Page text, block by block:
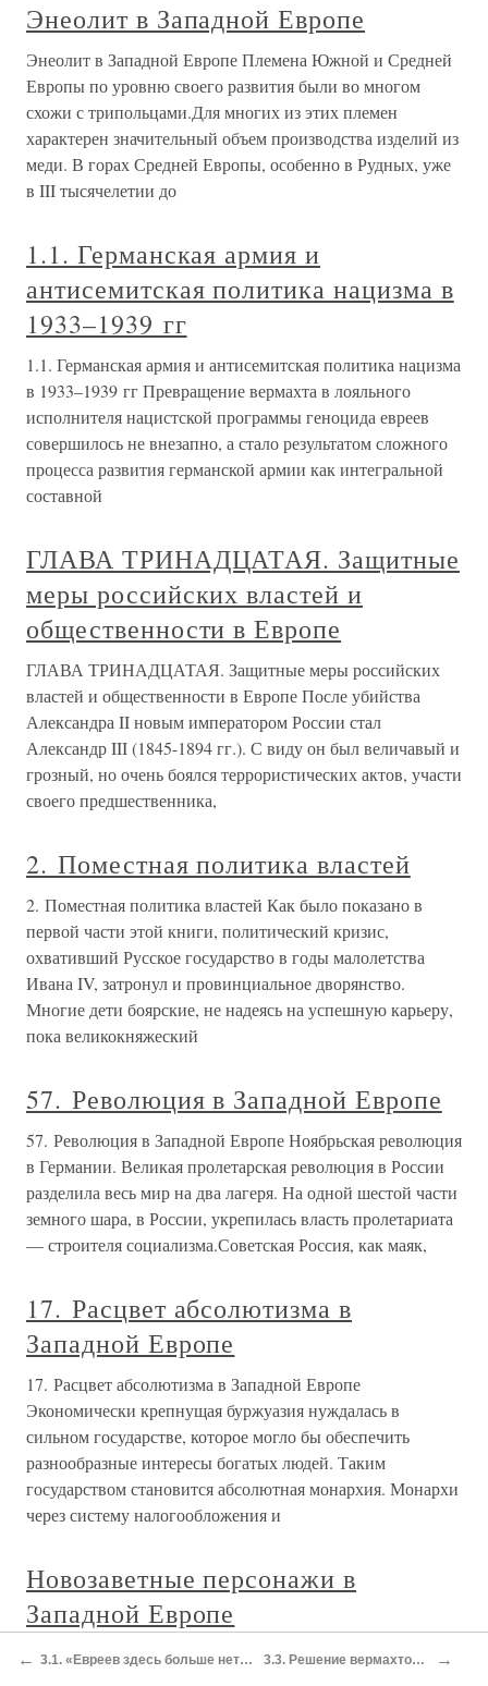
Энеолит в Западной Европе
Энеолит в Западной Европе Племена Южной и Средней
Европы по уровню своего развития были во многом
схожи с трипольцами.Для многих из этих племен
характерен значительный объем производства изделий из
меди. В горах Средней Европы, особенно в Рудных, уже
в III тысячелетии до
1.1. Германская армия и
антисемитская политика нацизма в
1933–1939 гг
1.1. Германская армия и антисемитская политика нацизма
в 1933–1939 гг Превращение вермахта в лояльного
исполнителя нацистской программы геноцида евреев
совершилось не внезапно, а стало результатом сложного
процесса развития германской армии как интегральной
составной
ГЛАВА ТРИНАДЦАТАЯ. Защитные
меры российских властей и
общественности в Европе
ГЛАВА ТРИНАДЦАТАЯ. Защитные меры российских
властей и общественности в Европе После убийства
Александра II новым императором России стал
Александр III (1845-1894 гг.). С виду он был величавый и
грозный, но очень боялся террористических актов, участи
своего предшественника,
2. Поместная политика властей
2. Поместная политика властей Как было показано в
первой части этой книги, политический кризис,
охвативший Русское государство в годы малолетства
Ивана IV, затронул и провинциальное дворянство.
Многие дети боярские, не надеясь на успешную карьеру,
пока великокняжеский
57. Революция в Западной Европе
57. Революция в Западной Европе Ноябрьская революция
в Германии. Великая пролетарская революция в России
разделила весь мир на два лагеря. На одной шестой части
земного шара, в России, укрепилась власть пролетариата
— строителя социализма.Советская Россия, как маяк,
17. Расцвет абсолютизма в
Западной Европе
17. Расцвет абсолютизма в Западной Европе
Экономически крепнущая буржуазия нуждалась в
сильном государстве, которое могло бы обеспечить
разнообразные интересы богатых людей. Таким
государством становится абсолютная монархия. Монархи
через систему налогообложения и
Новозаветные персонажи в
Западной Европе
Новозаветные персонажи в Западной Европе Теперь
← 3.1. «Евреев здесь больше нет»: Вермахт и холокост в Польше и Греции 3.3. Решение вермахтом «еврейского вопроса» в Сербии →